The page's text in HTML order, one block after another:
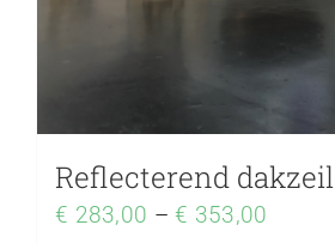
Reflecterend dakzeil
€ 283,00 –€ 353,00